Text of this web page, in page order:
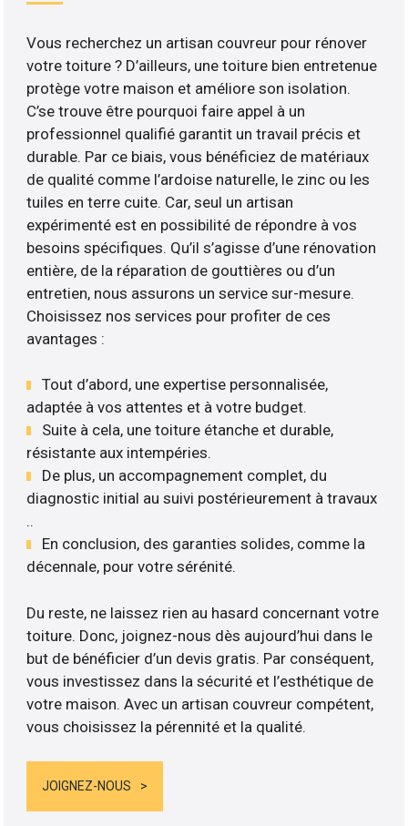
Vous recherchez un artisan couvreur pour rénover
votre toiture ? D’ailleurs, une toiture bien entretenue
protège votre maison et améliore son isolation.
C’se trouve être pourquoi faire appel à un
professionnel qualifié garantit un travail précis et
durable. Par ce biais, vous bénéficiez de matériaux
de qualité comme l’ardoise naturelle, le zinc ou les
tuiles en terre cuite. Car, seul un artisan
expérimenté est en possibilité de répondre à vos
besoins spécifiques. Qu’il s’agisse d’une rénovation
entière, de la réparation de gouttières ou d’un
entretien, nous assurons un service sur-mesure.
Choisissez nos services pour profiter de ces
avantages :
Tout d’abord, une expertise personnalisée,
adaptée à vos attentes et à votre budget.
Suite à cela, une toiture étanche et durable,
résistante aux intempéries.
De plus, un accompagnement complet, du
diagnostic initial au suivi postérieurement à travaux
..
En conclusion, des garanties solides, comme la
décennale, pour votre sérénité.
Du reste, ne laissez rien au hasard concernant votre
toiture. Donc, joignez-nous dès aujourd’hui dans le
but de bénéficier d’un devis gratis. Par conséquent,
vous investissez dans la sécurité et l’esthétique de
votre maison. Avec un artisan couvreur compétent,
vous choisissez la pérennité et la qualité.
JOIGNEZ-NOUS